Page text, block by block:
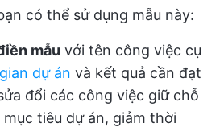
có thể sử dụng mẫu này:
mẫu với tên công việc cụ
dự án và kết quả cần đạt
đổi các công việc giữ chỗ
tiêu dự án, giảm thời